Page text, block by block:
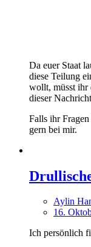
Da euer Staat
diese Teilung
wollt, müsst ihr
dieser
Falls ihr
gern bei mir.
Aylin
16.
Ich persönlich